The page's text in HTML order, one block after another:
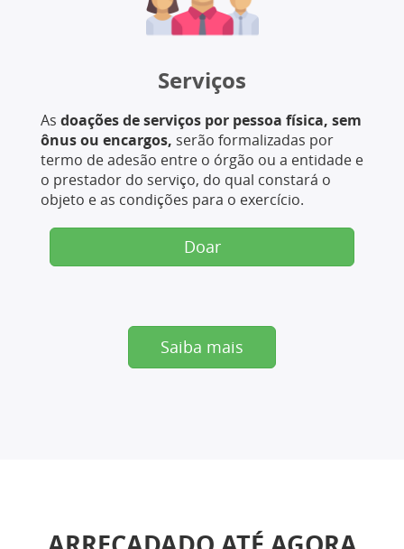
Serviços
As doações de serviços por pessoa física, sem
ônus ou encargos, serão formalizadas por
termo de adesão entre o órgão ou a entidade e
o prestador do serviço, do qual constará o
objeto e as condições para o exercício.
Doar
Saiba mais